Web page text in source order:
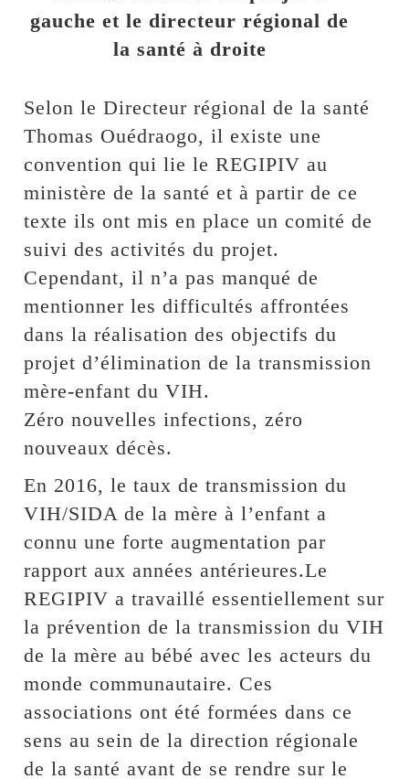
gauche et le directeur régional de
la santé à droite
Selon le Directeur régional de la santé
Thomas Ouédraogo, il existe une
convention qui lie le REGIPIV au
ministère de la santé et à partir de ce
texte ils ont mis en place un comité de
suivi des activités du projet.
Cependant, il n’a pas manqué de
mentionner les difficultés affrontées
dans la réalisation des objectifs du
projet d’élimination de la transmission
mère-enfant du VIH.
Zéro nouvelles infections, zéro
nouveaux décès.
En 2016, le taux de transmission du
VIH/SIDA de la mère à l’enfant a
connu une forte augmentation par
rapport aux années antérieures.Le
REGIPIV a travaillé essentiellement sur
la prévention de la transmission du VIH
de la mère au bébé avec les acteurs du
monde communautaire. Ces
associations ont été formées dans ce
sens au sein de la direction régionale
de la santé avant de se rendre sur le